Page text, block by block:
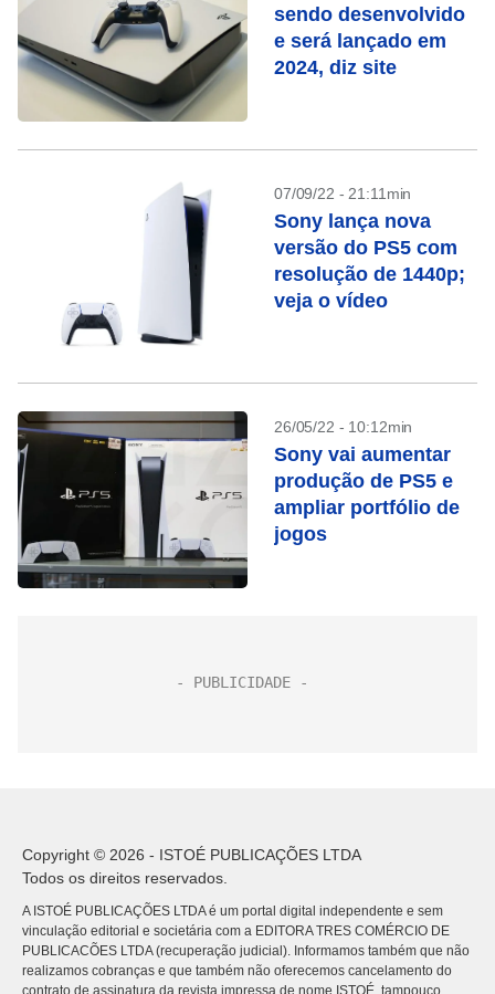
sendo desenvolvido
e será lançado em
2024, diz site
07/09/22 - 21:11min
Sony lança nova
versão do PS5 com
resolução de 1440p;
veja o vídeo
26/05/22 - 10:12min
Sony vai aumentar
produção de PS5 e
ampliar portfólio de
jogos
Copyright © 2026 - ISTOÉ PUBLICAÇÕES LTDA
Todos os direitos reservados.
A ISTOÉ PUBLICAÇÕES LTDA é um portal digital independente e sem
vinculação editorial e societária com a EDITORA TRES COMÉRCIO DE
PUBLICACÕES LTDA (recuperação judicial). Informamos também que não
realizamos cobranças e que também não oferecemos cancelamento do
contrato de assinatura da revista impressa de nome ISTOÉ, tampouco